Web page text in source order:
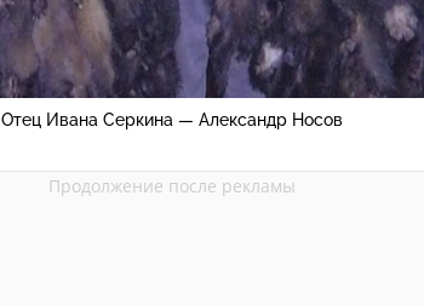
Отец Ивана Серкина — Александр Носов